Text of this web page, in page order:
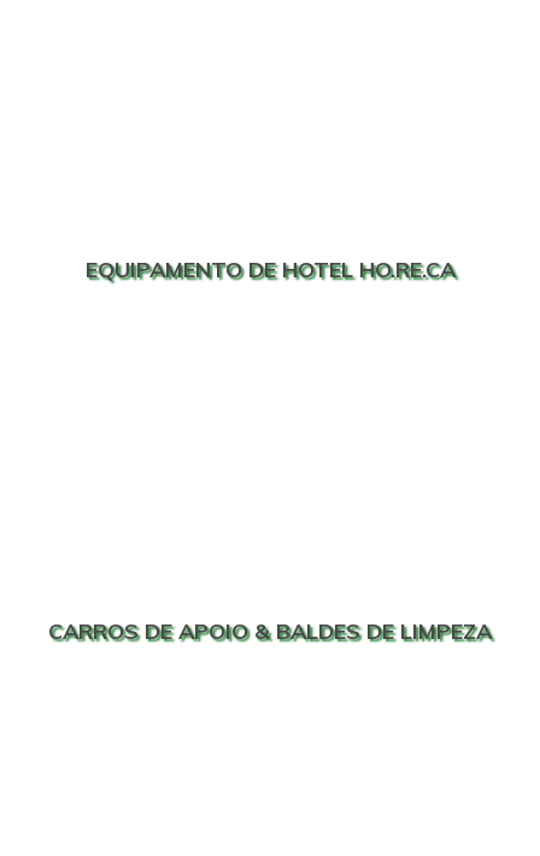
EQUIPAMENTO DE HOTEL HO.RE.CA
CARROS DE APOIO & BALDES DE LIMPEZA